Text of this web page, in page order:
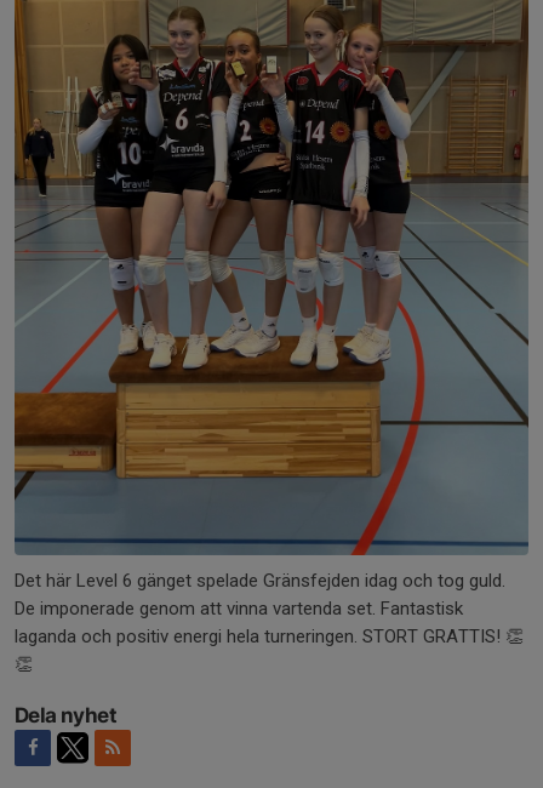
Det här Level 6 gänget spelade Gränsfejden idag och tog guld.
De imponerade genom att vinna vartenda set. Fantastisk
laganda och positiv energi hela turneringen. STORT GRATTIS! 👏
👏
Dela nyhet